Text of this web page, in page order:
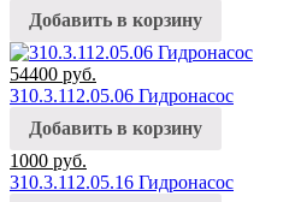
Добавить в корзину
54400 руб.
310.3.112.05.06 Гидронасос
Добавить в корзину
1000 руб.
310.3.112.05.16 Гидронасос